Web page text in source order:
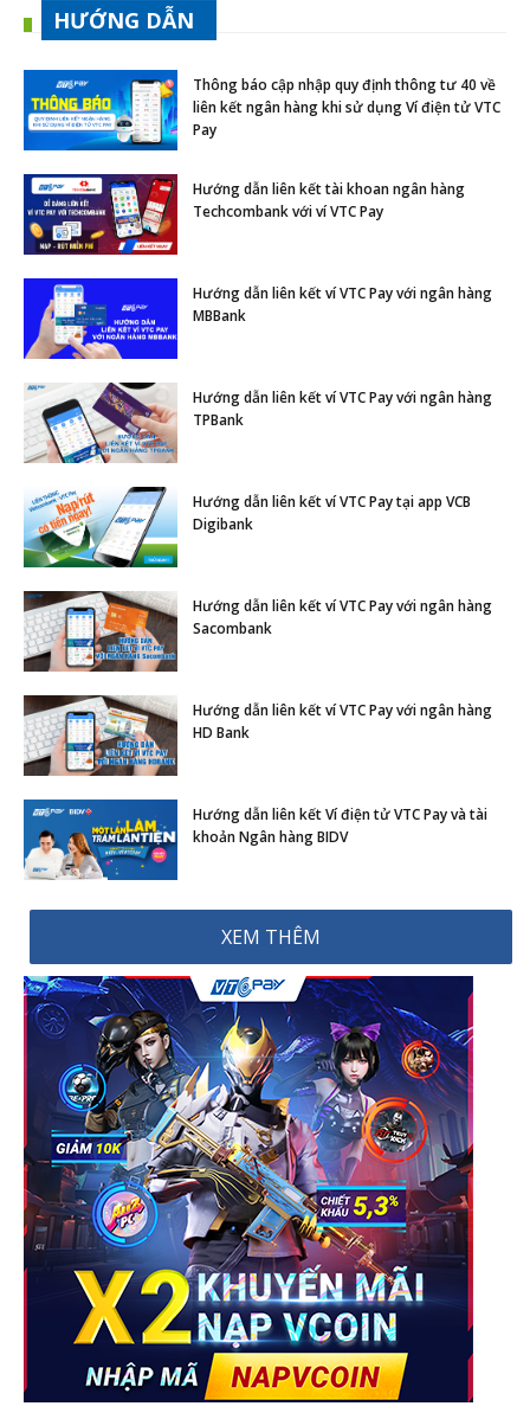
HƯỚNG DẪN
Thông báo cập nhập quy định thông tư 40 về
liên kết ngân hàng khi sử dụng Ví điện tử VTC
Pay
Hướng dẫn liên kết tài khoan ngân hàng
Techcombank với ví VTC Pay
Hướng dẫn liên kết ví VTC Pay với ngân hàng
MBBank
Hướng dẫn liên kết ví VTC Pay với ngân hàng
TPBank
Hướng dẫn liên kết ví VTC Pay tại app VCB
Digibank
Hướng dẫn liên kết ví VTC Pay với ngân hàng
Sacombank
Hướng dẫn liên kết ví VTC Pay với ngân hàng
HD Bank
Hướng dẫn liên kết Ví điện tử VTC Pay và tài
khoản Ngân hàng BIDV
XEM THÊM